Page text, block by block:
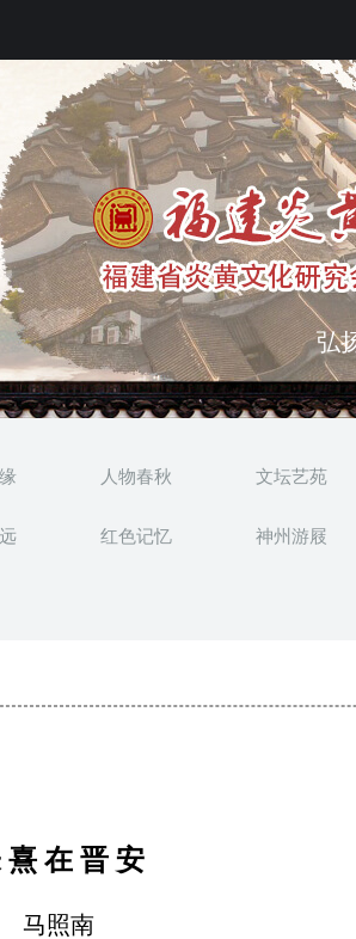
弘
突
人物春秋 文坛艺苑
红色记忆 神州游屐
熹 在 晋 安
马照南